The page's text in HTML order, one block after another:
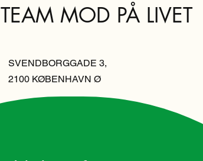
TEAM MOD PÅ LIVET
SVENDBORGGADE 3,
2100 KØBENHAVN Ø